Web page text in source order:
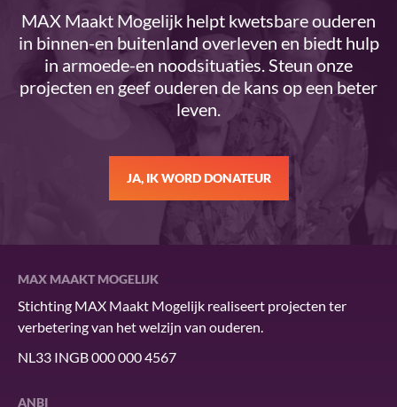
MAX Maakt Mogelijk helpt kwetsbare ouderen
in binnen-en buitenland overleven en biedt hulp
in armoede-en noodsituaties. Steun onze
projecten en geef ouderen de kans op een beter
leven.
JA, IK WORD DONATEUR
MAX MAAKT MOGELIJK
Stichting MAX Maakt Mogelijk realiseert projecten ter
verbetering van het welzijn van ouderen.
NL33 INGB 000 000 4567
ANBI